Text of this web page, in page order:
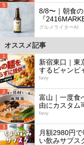
5
8/8〜｜朝食
『
グルメライターAI
オススメ記事
1
新宿東口｜東
するビャンビ
favy
2
富山｜一度食
由にカスタム
favy
3
月額2980円
い飲みサブス